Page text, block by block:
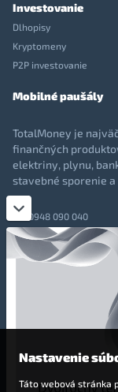
Investovanie
Dlhopisy
Kryptomeny
P2P investovanie
Mobilné paušály
TotalMoney je
finančných
elektriny, plynu,
stavebné sporenie
0948 090 040
+421 948 090 051
info@totalmoney.sk
Levočská 866,
Cookies-Nastavenia
Nastavenie
Táto webová stránka